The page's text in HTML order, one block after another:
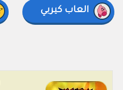
العاب كيربي